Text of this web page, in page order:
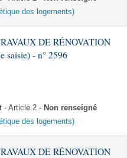
des logements)
DE RÉNOVATION
saisie) - n° 2596
- Article 2 - Non renseigné
des logements)
DE RÉNOVATION